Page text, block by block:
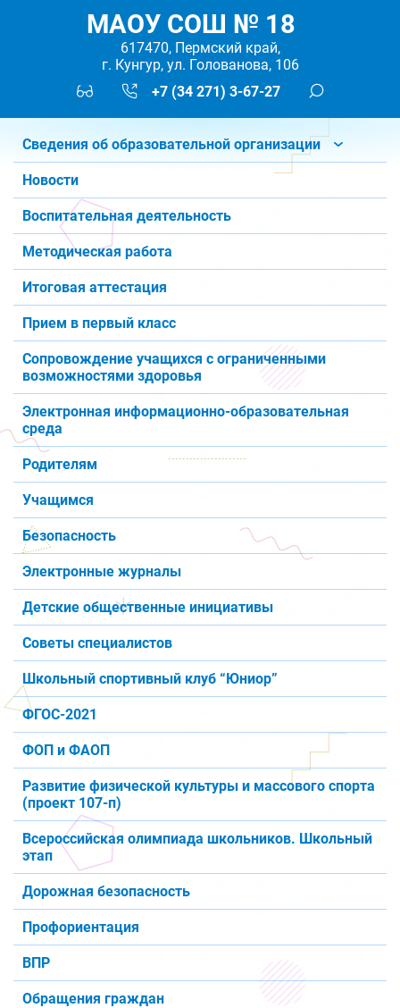
МАОУ СОШ № 18
617470, Пермский край,
г. Кунгур, ул. Голованова, 106
+7 (34 271) 3-67-27
Сведения об образовательной организации
Новости
Воспитательная деятельность
Методическая работа
Итоговая аттестация
Прием в первый класс
Сопровождение учащихся с ограниченными
возможностями здоровья
Электронная информационно-образовательная
среда
Родителям
Учащимся
Безопасность
Электронные журналы
Детские общественные инициативы
Советы специалистов
Школьный спортивный клуб “Юниор”
ФГОС-2021
ФОП и ФАОП
Развитие физической культуры и массового спорта
(проект 107-п)
Всероссийская олимпиада школьников. Школьный
этап
Дорожная безопасность
Профориентация
ВПР
Обращения граждан